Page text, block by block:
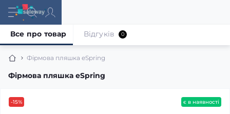
Фірмова пляшка eSpring
Фірмова пляшка eSpring
Все про товар Відгуків 0
-15% є в наявності